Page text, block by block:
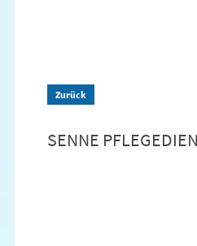
Zurück
SENNE